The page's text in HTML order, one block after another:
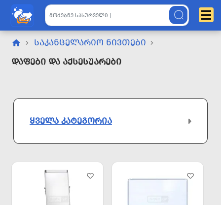
ᲡᲐᲙᲐᲜᲪᲔᲚᲐᲠᲘᲝ ᲜᲘᲕᲗᲔᲑᲘ
Დაფები Და Აქსესუარები
ᲧᲕᲔᲚᲐ ᲙᲐᲢᲔᲒᲝᲠᲘᲐ